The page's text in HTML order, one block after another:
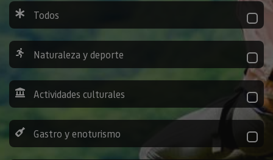
Todos
Naturaleza y deporte
Actividades culturales
Gastro y enoturismo